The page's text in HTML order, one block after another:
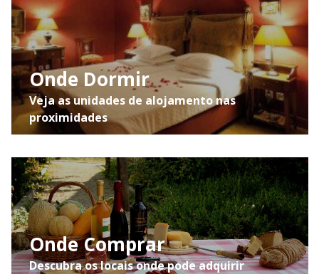
Onde Dormir
Veja as unidades de alojamento nas
proximidades
Onde Comprar
Descubra os locais onde pode adquirir